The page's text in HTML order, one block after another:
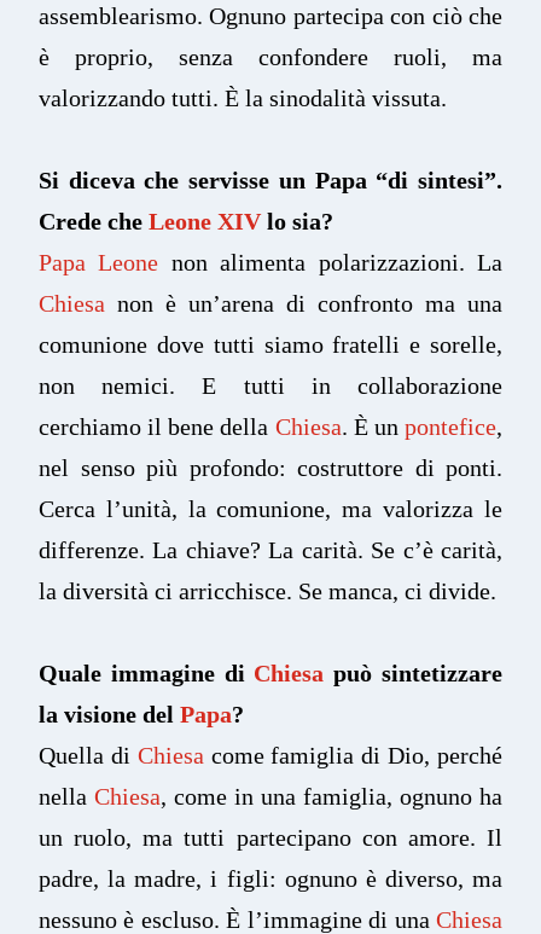
assemblearismo. Ognuno partecipa con ciò che
è proprio, senza confondere ruoli, ma
valorizzando tutti. È la sinodalità vissuta.
Si diceva che servisse un Papa “di sintesi”.
Crede che Leone XIVlo sia?
Papa Leone non alimenta polarizzazioni. La
Chiesa non è un’arena di confronto ma una
comunione dove tutti siamo fratelli e sorelle,
non nemici. E tutti in collaborazione
cerchiamo il bene della Chiesa. È unpontefice,
nel senso più profondo: costruttore di ponti.
Cerca l’unità, la comunione, ma valorizza le
differenze. La chiave? La carità. Se c’è carità,
la diversità ci arricchisce. Se manca, ci divide.
Quale immagine di Chiesa può sintetizzare
la visione del Papa?
Quella di Chiesa come famiglia di Dio, perché
nella Chiesa, come in una famiglia, ognuno ha
un ruolo, ma tutti partecipano con amore. Il
padre, la madre, i figli: ognuno è diverso, ma
nessuno è escluso. È l’immagine di una Chiesa